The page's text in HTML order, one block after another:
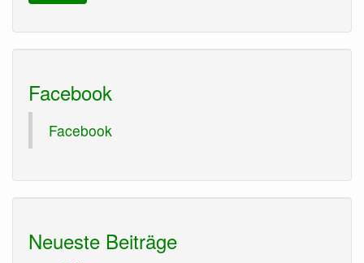
Facebook
Facebook
Neueste Beiträge